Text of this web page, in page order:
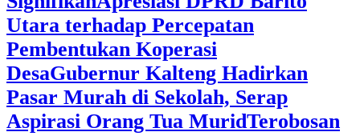
Utara terhadap Percepatan
Pembentukan Koperasi
Desa‎Gubernur Kalteng Hadirkan
Pasar Murah di Sekolah, Serap
Aspirasi Orang Tua Murid‎Terobosan